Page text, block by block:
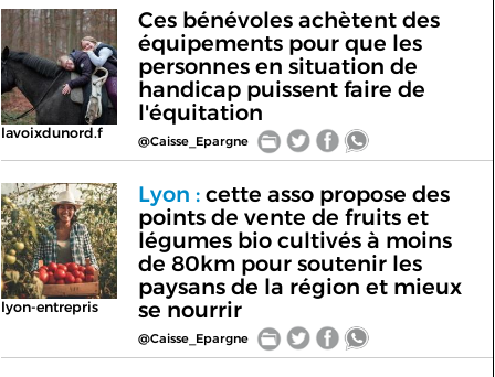
lavoixdunord.f
Ces bénévoles achètent des
équipements pour que les
personnes en situation de
handicap puissent faire de
l'équitation
@Caisse_Epargne
lyon-entrepris
Lyon :cette asso propose des
points de vente de fruits et
légumes bio cultivés à moins
de 80km pour soutenir les
paysans de la région et mieux
se nourrir
@Caisse_Epargne